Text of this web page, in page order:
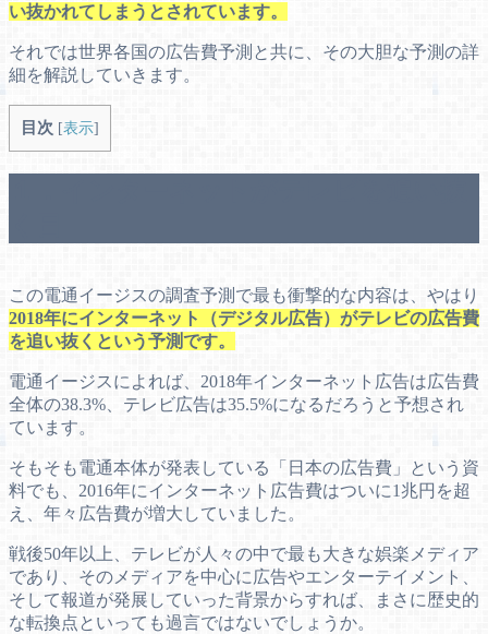
い抜かれてしまうとされています。
それでは世界各国の広告費予測と共に、その大胆な予測の詳
細を解説していきます。
目次 [表示]
この電通イージスの調査予測で最も衝撃的な内容は、やはり
2018年にインターネット（デジタル広告）がテレビの広告費
を追い抜くという予測です。
電通イージスによれば、2018年インターネット広告は広告費
全体の38.3%、テレビ広告は35.5%になるだろうと予想され
ています。
そもそも電通本体が発表している「日本の広告費」という資
料でも、2016年にインターネット広告費はついに1兆円を超
え、年々広告費が増大していました。
戦後50年以上、テレビが人々の中で最も大きな娯楽メディア
であり、そのメディアを中心に広告やエンターテイメント、
そして報道が発展していった背景からすれば、まさに歴史的
な転換点といっても過言ではないでしょうか。